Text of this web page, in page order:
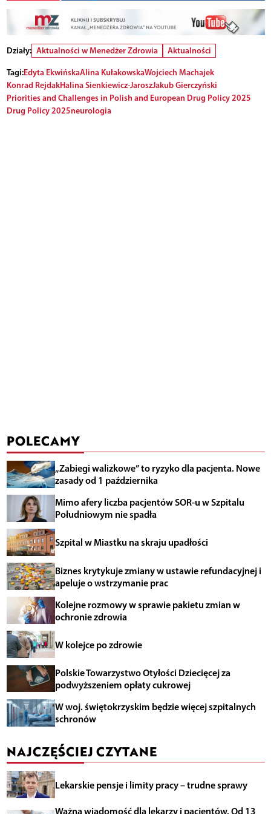
Działy: Aktualności w Menedżer Zdrowia
Aktualności
Tagi:Edyta EkwińskaAlina KułakowskaWojciech Machajek
Konrad RejdakHalina Sienkiewicz-JaroszJakub Gierczyński
Priorities and Challenges in Polish and European Drug Policy 2025
Drug Policy 2025neurologia
POLECAMY
„Zabiegi walizkowe” to ryzyko dla pacjenta. Nowe
zasady od 1 października
Mimo afery liczba pacjentów SOR-u w Szpitalu
Południowym nie spadła
Szpital w Miastku na skraju upadłości
Biznes krytykuje zmiany w ustawie refundacyjnej i
apeluje o wstrzymanie prac
Kolejne rozmowy w sprawie pakietu zmian w
ochronie zdrowia
W kolejce po zdrowie
Polskie Towarzystwo Otyłości Dziecięcej za
podwyższeniem opłaty cukrowej
W woj. świętokrzyskim będzie więcej szpitalnych
schronów
NAJCZĘŚCIEJ CZYTANE
Lekarskie pensje i limity pracy – trudne sprawy
Ważna wiadomość dla lekarzy i pacjentów. Od 13